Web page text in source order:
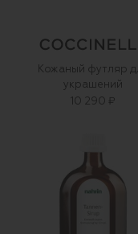
Кожаный футляр
украшений
10 290 ₽